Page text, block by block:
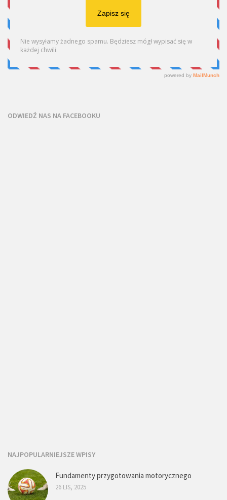
ODWIEDŹ NAS NA FACEBOOKU
NAJPOPULARNIEJSZE WPISY
Fundamenty przygotowania motorycznego
26 LIS, 2025